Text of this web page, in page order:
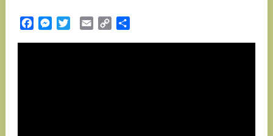
FacebookMessenger
TwitterEmail Copy